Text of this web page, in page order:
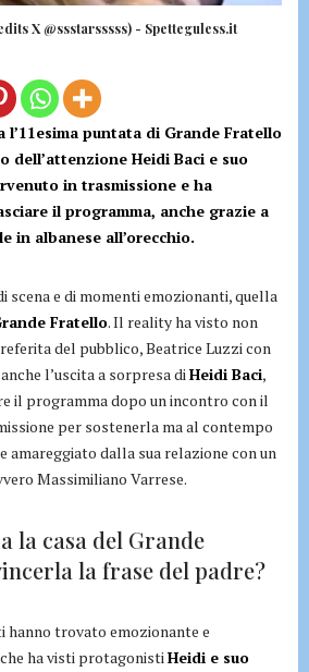
X @ssstarsssss) - Spetteguless.it
puntata di Grande Fratello
dell’attenzione Heidi Baci e suo
in trasmissione e ha
il programma, anche grazie a
in albanese all’orecchio.
scena e di momenti emozionanti, quella
Fratello. Il reality ha visto non
del pubblico, Beatrice Luzzi con
l’uscita a sorpresa diHeidi Baci,
il programma dopo un incontro con il
per sostenerla ma al contempo
amareggiato dalla sua relazione con un
Massimiliano Varrese.
la casa del Grande
la frase del padre?
hanno trovato emozionante e
ha visti protagonistiHeidi e suo